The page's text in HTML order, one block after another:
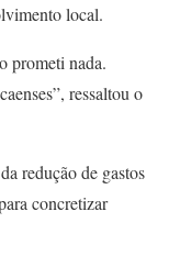
local.
prometi nada.
ressaltou o
redução de gastos
concretizar